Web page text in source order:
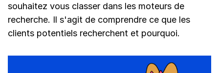
souhaitez vous classer dans les moteurs de
recherche. Il s'agit de comprendre ce que les
clients potentiels recherchent et pourquoi.